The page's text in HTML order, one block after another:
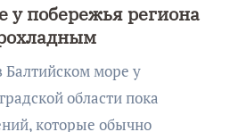
у побережья региона
области пока
которые обычно